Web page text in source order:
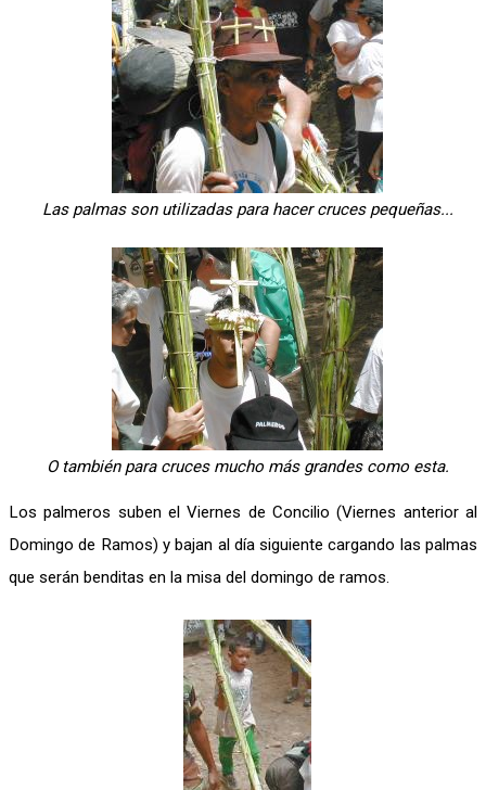
Las palmas son utilizadas para hacer cruces pequeñas...
O también para cruces mucho más grandes como esta.
Los palmeros suben el Viernes de Concilio (Viernes anterior al
Domingo de Ramos) y bajan al día siguiente cargando las palmas
que serán benditas en la misa del domingo de ramos.